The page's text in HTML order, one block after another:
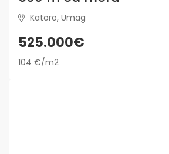
Katoro, Umag
525.000€
104 €/m2